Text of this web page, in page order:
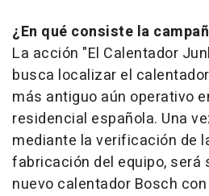
¿En qué consiste la
La acción "El Calentador
busca localizar el
más antiguo aún operativo
residencial española. Una
mediante la verificación de
fabricación del equipo, será
nuevo calentador Bosch